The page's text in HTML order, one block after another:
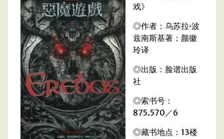
戏》
◎作者：乌苏拉·波
兹南斯基著；颜徽
玲译
◎出版：脸谱出版
社
◎索书号：
875.570／6
◎藏书地点：13楼